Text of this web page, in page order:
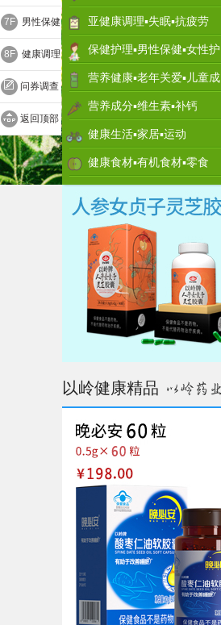
亚健康调理▪失眠▪抗疲劳
保健护理▪男性保健▪女性护
理
营养健康▪老年关爱▪儿童成
长
营养成分▪维生素▪补钙
健康生活▪家居▪运动
健康食材▪有机食材▪零食
以岭健康精品
7F 男性保健
8F 健康调理
问券调查
返回顶部